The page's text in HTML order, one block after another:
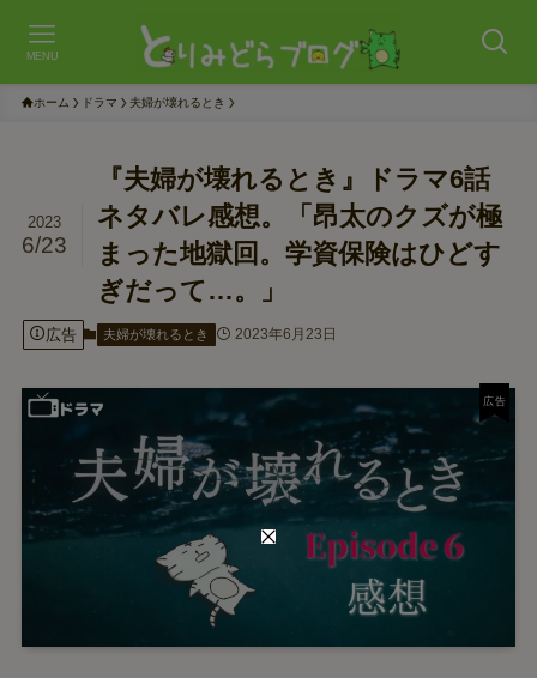
MENU
ホーム ドラマ 夫婦が壊れるとき
『夫婦が壊れるとき』ドラマ6話
ネタバレ感想。「昂太のクズが極
まった地獄回。学資保険はひどす
ぎだって…。」
2023
6/23
広告 夫婦が壊れるとき 2023年6月23日